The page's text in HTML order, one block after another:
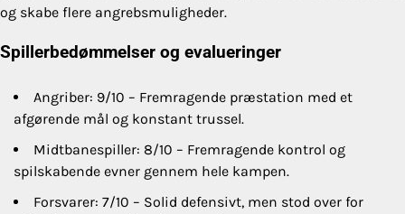
og skabe flere angrebsmuligheder.
Spillerbedømmelser og evalueringer
Angriber: 9/10 – Fremragende præstation med et
afgørende mål og konstant trussel.
Midtbanespiller: 8/10 – Fremragende kontrol og
spilskabende evner gennem hele kampen.
Forsvarer: 7/10 – Solid defensivt, men stod over for